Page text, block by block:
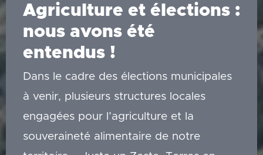
Agriculture et élections :
nous avons été
entendus !
Dans le cadre des élections municipales
à venir, plusieurs structures locales
engagées pour l’agriculture et la
souveraineté alimentaire de notre